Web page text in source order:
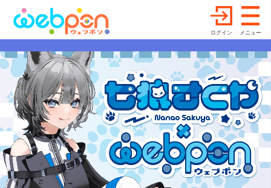
ログイン メニュー